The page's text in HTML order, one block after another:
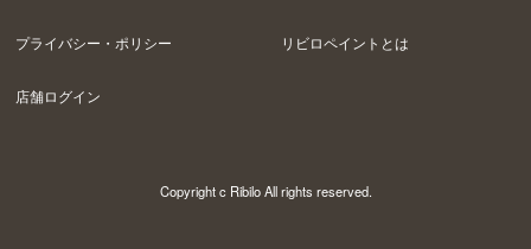
プライバシー・ポリシー リビロペイントとは
店舗ログイン
Copyright c Ribilo All rights reserved.